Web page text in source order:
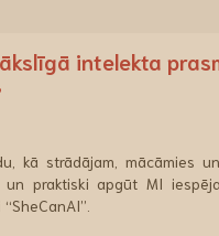
intelekta
kā strādājam, mācāmies
praktiski apgūt MI